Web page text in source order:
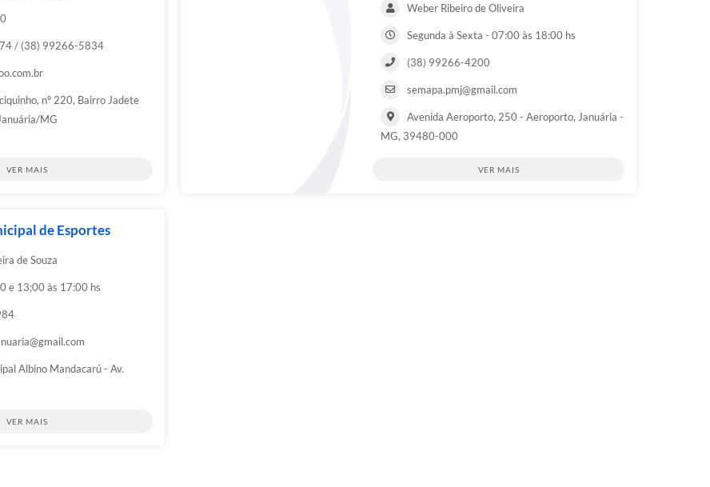
/ (38) 99266-5834
nº 220, Bairro Jadete
MG
VER MAIS
Weber Ribeiro de Oliveira
Segunda à Sexta - 07:00 às 18:00 hs
(38) 99266-4200
semapa.pmj@gmail.com
Avenida Aeroporto, 250 - Aeroporto, Januária -
MG, 39480-000
VER MAIS
de Esportes
de Souza
e 13;00 às 17:00 hs
Albino Mandacarú - Av.
VER MAIS